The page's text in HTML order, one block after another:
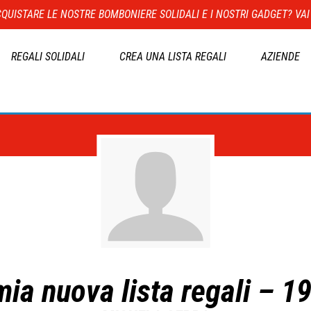
LE NOSTRE BOMBONIERE SOLIDALI E I NOSTRI GADGET?
REGALI SOLIDALI CREA UNA LISTA REGALI AZIENDE
nuova lista regali –